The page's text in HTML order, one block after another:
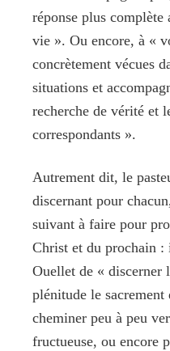
réponse plus complète
vie ». Ou encore, à «
concrètement vécues
situations et
recherche de vérité et
correspondants ».
Autrement dit, le
discernant pour
suivant à faire pour
Christ et du prochain :
Ouellet de « discerner
plénitude le
cheminer peu à peu
fructueuse, ou encore